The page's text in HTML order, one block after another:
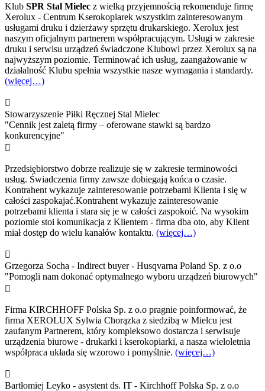
Klub SPR Stal Mielec z wielką przyjemnością rekomenduje firmę
Xerolux - Centrum Kserokopiarek wszystkim zainteresowanym
usługami druku i dzierżawy sprzętu drukarskiego. Xerolux jest
naszym oficjalnym partnerem współpracującym. Usługi w zakresie
druku i serwisu urządzeń świadczone Klubowi przez Xerolux są na
najwyższym poziomie. Terminować ich usług, zaangażowanie w
działalność Klubu spełnia wszystkie nasze wymagania i standardy.
(więcej…)

Stowarzyszenie Piłki Ręcznej Stal Mielec
"Cennik jest zaletą firmy – oferowane stawki są bardzo
konkurencyjne"

Przedsiębiorstwo dobrze realizuje się w zakresie terminowości
usług. Świadczenia firmy zawsze dobiegają końca o czasie.
Kontrahent wykazuje zainteresowanie potrzebami Klienta i się w
całości zaspokajać.Kontrahent wykazuje zainteresowanie
potrzebami klienta i stara się je w całości zaspokoić. Na wysokim
poziomie stoi komunikacja z Klientem - firma dba oto, aby Klient
miał dostęp do wielu kanałów kontaktu. (więcej…)

Grzegorza Socha - Indirect buyer - Husqvarna Poland Sp. z o.o
"Pomogli nam dokonać optymalnego wyboru urządzeń biurowych"

Firma KIRCHHOFF Polska Sp. z o.o pragnie poinformować, że
firma XEROLUX Sylwia Chorązka z siedzibą w Mielcu jest
zaufanym Partnerem, który kompleksowo dostarcza i serwisuje
urządzenia biurowe - drukarki i kserokopiarki, a nasza wieloletnia
współpraca układa się wzorowo i pomyślnie. (więcej…)

Bartłomiej Leyko - asystent ds. IT - Kirchhoff Polska Sp. z o.o